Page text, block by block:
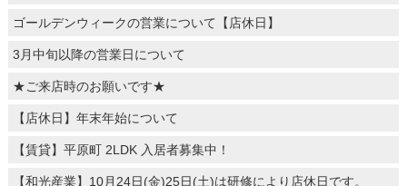
ゴールデンウィークの営業について【店休日】
3月中旬以降の営業日について
★ご来店時のお願いです★
【店休日】年末年始について
【賃貸】平原町 2LDK 入居者募集中！
【和光産業】10月24日(金)25日(土)は研修により店休日です。